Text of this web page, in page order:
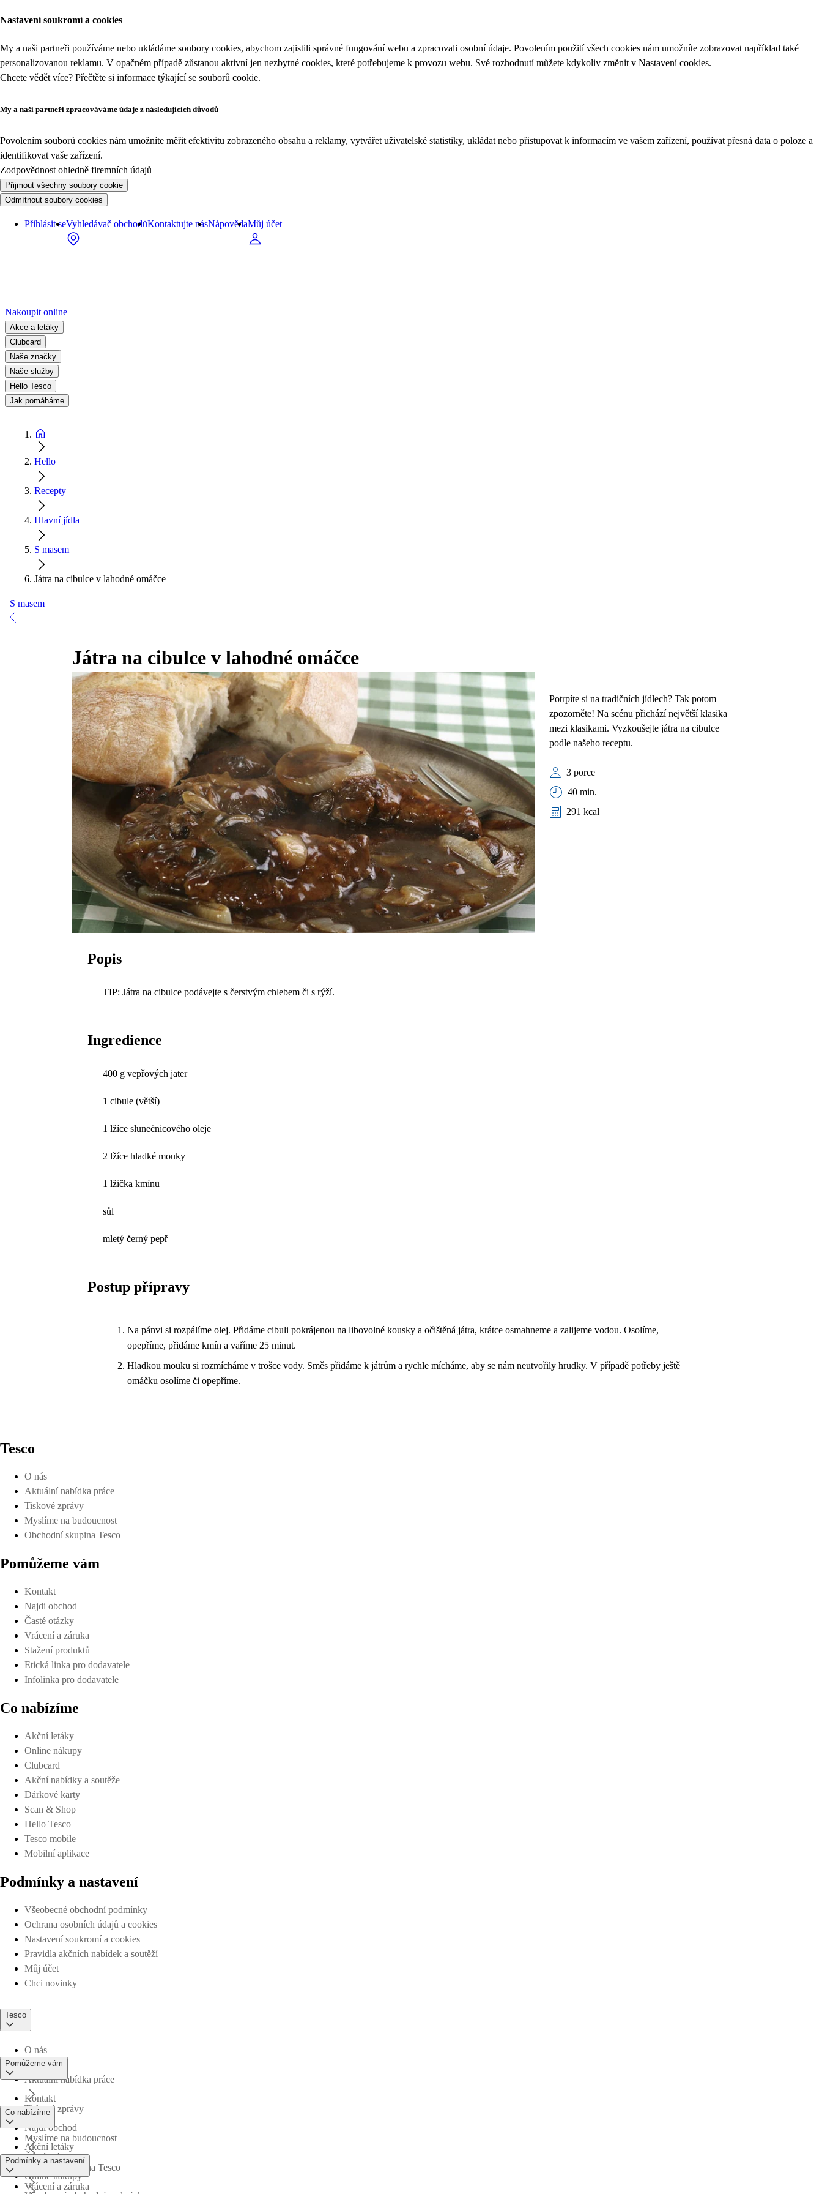
Nastavení soukromí a cookies
My a naši partneři používáme nebo ukládáme soubory cookies, abychom zajistili správné fungování webu a zpracovali osobní údaje. Povolením použití všech cookies nám umožníte zobrazovat například také
personalizovanou reklamu. V opačném případě zůstanou aktivní jen nezbytné cookies, které potřebujeme k provozu webu. Své rozhodnutí můžete kdykoliv změnit v Nastavení cookies.
Chcete vědět více? Přečtěte si informace týkající se souborů cookie.
My a naši partneři zpracováváme údaje z následujících důvodů
Povolením souborů cookies nám umožníte měřit efektivitu zobrazeného obsahu a reklamy, vytvářet uživatelské statistiky, ukládat nebo přistupovat k informacím ve vašem zařízení, používat přesná data o poloze a
identifikovat vaše zařízení.
Zodpovědnost ohledně firemních údajů
Přijmout všechny soubory cookie
Odmítnout soubory cookies
Přihlásit seVyhledávač obchodůKontaktujte násNápovědaMůj účet
Nakoupit online
Akce a letáky
Clubcard
Naše značky
Naše služby
Hello Tesco
Jak pomáháme
Hello
Recepty
Hlavní jídla
S masem
Játra na cibulce v lahodné omáčce
S masem
Játra na cibulce v lahodné omáčce
Potrpíte si na tradičních jídlech? Tak potom
zpozorněte! Na scénu přichází největší klasika
mezi klasikami. Vyzkoušejte játra na cibulce
podle našeho receptu.
3 porce
40 min.
291 kcal
Popis
TIP: Játra na cibulce podávejte s čerstvým chlebem či s rýží.
Ingredience
400 g vepřových jater
1 cibule (větší)
1 lžíce slunečnicového oleje
2 lžíce hladké mouky
1 lžička kmínu
sůl
mletý černý pepř
Postup přípravy
Na pánvi si rozpálíme olej. Přidáme cibuli pokrájenou na libovolné kousky a očištěná játra, krátce osmahneme a zalijeme vodou. Osolíme,
opepříme, přidáme kmín a vaříme 25 minut.
Hladkou mouku si rozmícháme v trošce vody. Směs přidáme k játrům a rychle mícháme, aby se nám neutvořily hrudky. V případě potřeby ještě
omáčku osolíme či opepříme.
Tesco
O nás
Aktuální nabídka práce
Tiskové zprávy
Myslíme na budoucnost
Obchodní skupina Tesco
Pomůžeme vám
Kontakt
Najdi obchod
Časté otázky
Vrácení a záruka
Stažení produktů
Etická linka pro dodavatele
Infolinka pro dodavatele
Co nabízíme
Akční letáky
Online nákupy
Clubcard
Akční nabídky a soutěže
Dárkové karty
Scan & Shop
Hello Tesco
Tesco mobile
Mobilní aplikace
Podmínky a nastavení
Všeobecné obchodní podmínky
Ochrana osobních údajů a cookies
Nastavení soukromí a cookies
Pravidla akčních nabídek a soutěží
Můj účet
Chci novinky
Tesco
O nás
Aktuální nabídka práce
Tiskové zprávy
Myslíme na budoucnost
Obchodní skupina Tesco
Pomůžeme vám
Kontakt
Najdi obchod
Časté otázky
Vrácení a záruka
Co nabízíme
Akční letáky
Online nákupy
Podmínky a nastavení